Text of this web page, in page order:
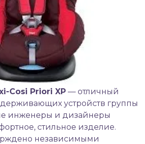
Cosi Priori XP — отличный
устройств группы
инженеры и дизайнеры
стильное изделие.
независимыми